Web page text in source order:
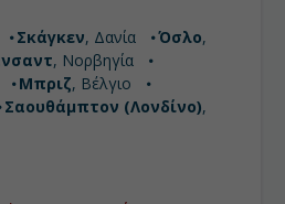
περιπάτους της ζωής
πανέμορφα πάρκα με
θα περάσετε ένα οχυρό
στην παραλία.
και θαλασσινή
Αμβούργο συγκαταλέγεται
της Ευρώπης.
και χρησιμοποιήθηκε
του 2012.
Σκάγκεν, Δανία Όσλο,
, Νορβηγία
Μπριζ, Βέλγιο
Σαουθάμπτον (Λονδίνο),